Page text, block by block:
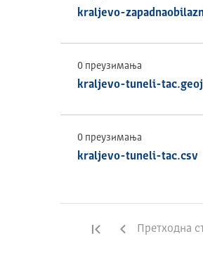
kraljevo-
0 преузимања
kraljevo-tuneli-
0 преузимања
kraljevo-tuneli-tac.csv
Прва страница
Претходна